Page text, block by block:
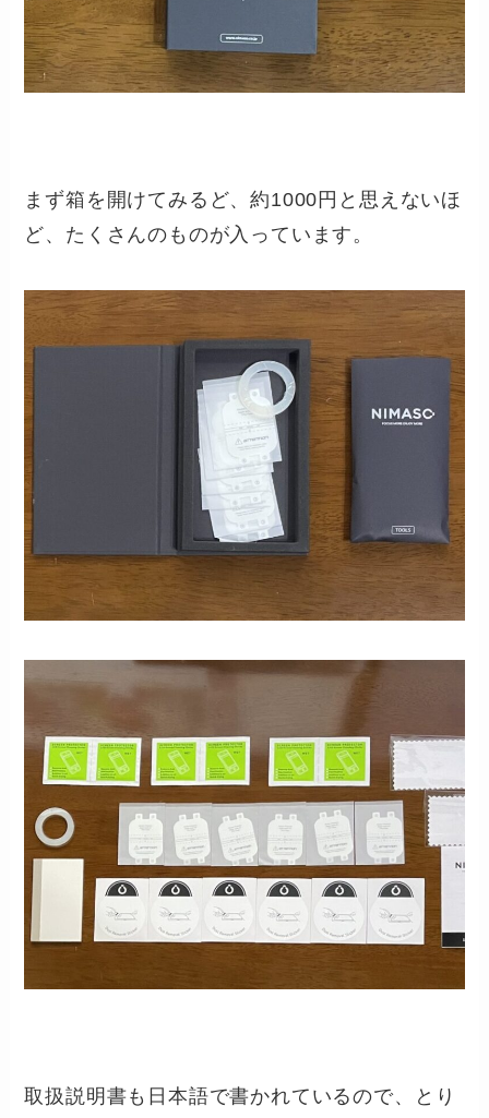
まず箱を開けてみるど、約1000円と思えないほ
ど、たくさんのものが入っています。
取扱説明書も日本語で書かれているので、とり